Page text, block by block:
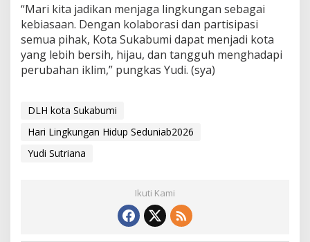
“Mari kita jadikan menjaga lingkungan sebagai
kebiasaan. Dengan kolaborasi dan partisipasi
semua pihak, Kota Sukabumi dapat menjadi kota
yang lebih bersih, hijau, dan tangguh menghadapi
perubahan iklim,” pungkas Yudi. (sya)
DLH kota Sukabumi
Hari Lingkungan Hidup Seduniab2026
Yudi Sutriana
Ikuti Kami